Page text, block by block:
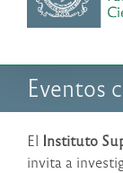
Eventos
El Instituto
invita a